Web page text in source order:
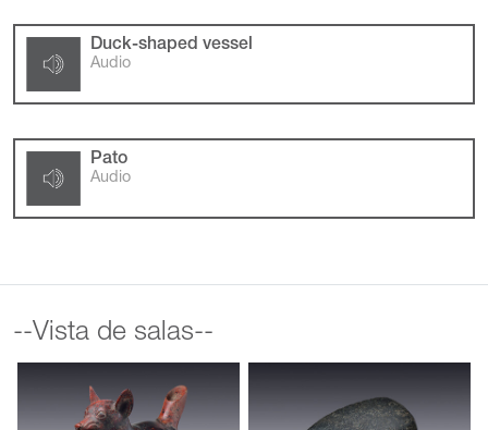
Duck-shaped vessel
Audio
Pato
Audio
--Vista de salas--